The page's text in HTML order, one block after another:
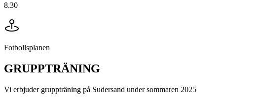
8.30
Fotbollsplanen
GRUPPTRÄNING
Vi erbjuder gruppträning på Sudersand under sommaren 2025